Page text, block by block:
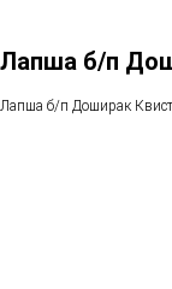
Лапша б/п
Лапша б/п Доширак